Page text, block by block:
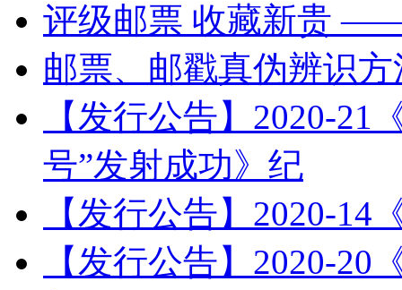
评级邮票 收藏新贵
邮票、邮戳真伪辨识
【发行公告】2020-21
号”发射成功》纪
【发行公告】2020-14
【发行公告】2020-